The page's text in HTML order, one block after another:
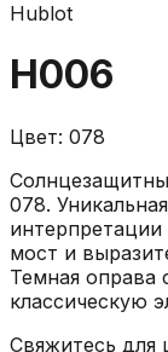
Hublot
H006
Цвет: 078
078.
мост и
Темная оправа
классическую
Свяжитесь для